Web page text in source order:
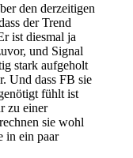
den derzeitigen
der Trend
ist diesmal ja
und Signal
stark aufgeholt
Und dass FB sie
fühlt ist
zu einer
sie wohl
in ein paar